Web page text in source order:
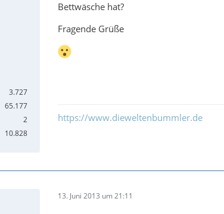
3.727
65.177
2
10.828
Bettwäsche hat?
Fragende Grüße
https://www.dieweltenbummler.de
13. Juni 2013 um 21:11